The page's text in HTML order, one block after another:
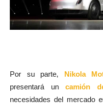
Por su parte, Nikola
presentará uncamión
necesidades del mercado